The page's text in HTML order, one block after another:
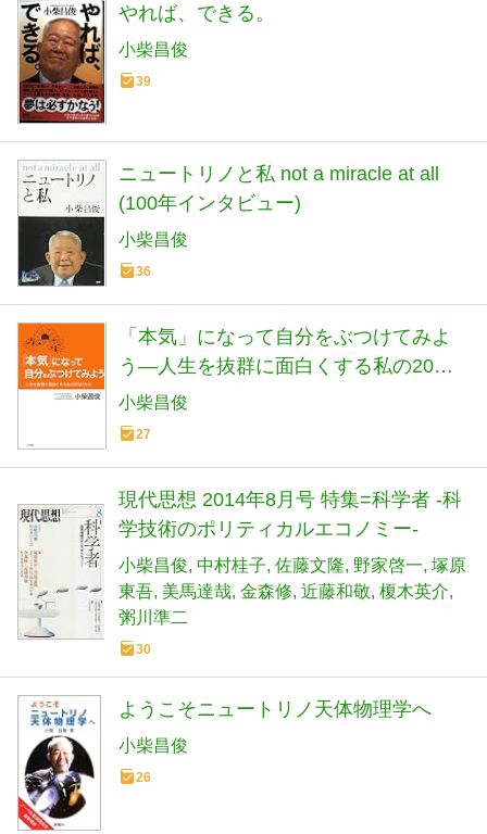
やれば、できる。
小柴昌俊
39
ニュートリノと私 not a miracle at all
(100年インタビュー)
小柴昌俊
36
「本気」になって自分をぶつけてみよ
う―人生を抜群に面白くする私の20の
方法
小柴昌俊
27
現代思想 2014年8月号 特集=科学者 -科
学技術のポリティカルエコノミー-
小柴昌俊 中村桂子 佐藤文隆 野家啓一 塚原
東吾 美馬達哉 金森修 近藤和敬 榎木英介
粥川準二
30
ようこそニュートリノ天体物理学へ
小柴昌俊
26